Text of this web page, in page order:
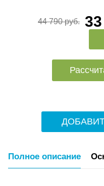
44 790 руб.
Полное описание